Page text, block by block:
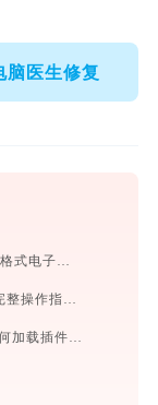
脑医生修复
稻壳阅读器使用教程：一款免费好用的全格式电子书与文档阅读神器
SPSS数据分析软件怎么用？从零开始的完整操作指南（附实战案例）
疯歌音效平台VST插件/补丁安装教程_如何加载插件效果包